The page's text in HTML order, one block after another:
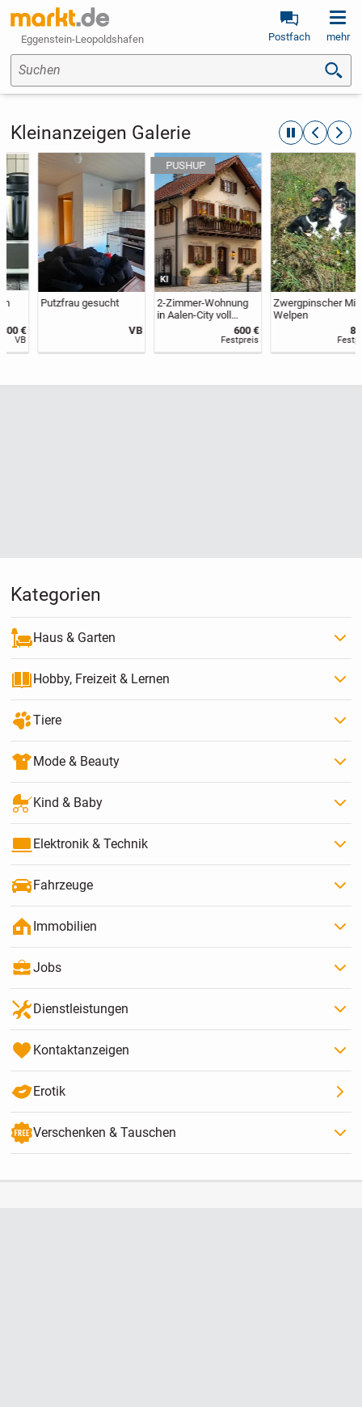
Eggenstein-Leopoldshafen Postfach mehr
Suchen
Kleinanzeigen Galerie automatische
Putzfrau gesucht
KI
2-Zimmer-Wohnung
in Aalen-City voll
möbliert – frei ab
Festpreis
Zwergpinscher Mixe
Welpen
Festpreis
Kategorien
Haus & Garten
Hobby, Freizeit & Lernen
Tiere
Mode & Beauty
Kind & Baby
Elektronik & Technik
Fahrzeuge
Immobilien
Jobs
Dienstleistungen
Kontaktanzeigen
Erotik
Verschenken & Tauschen